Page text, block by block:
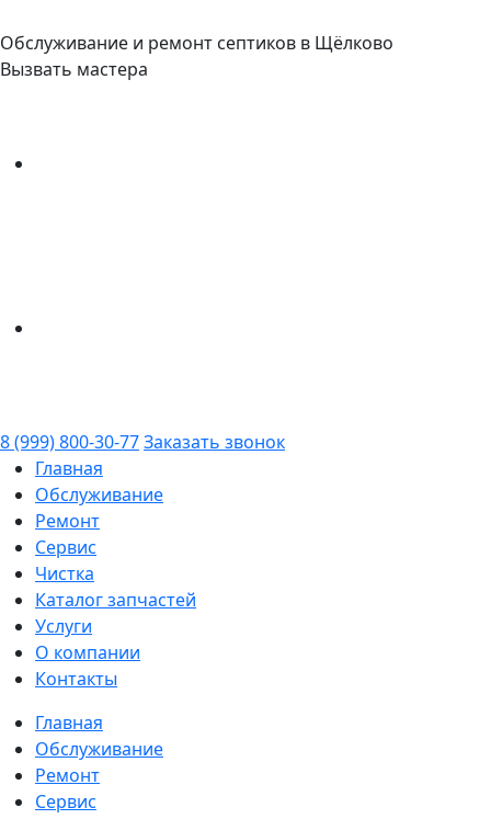
Обслуживание и ремонт септиков в Щёлково
Вызвать мастера
8 (999) 800-30-77Заказать звонок
Главная
Обслуживание
Ремонт
Сервис
Чистка
Каталог запчастей
Услуги
О компании
Контакты
Главная
Обслуживание
Ремонт
Сервис